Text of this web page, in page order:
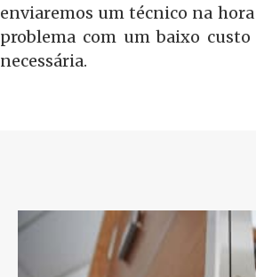
enviaremos um técnico na
problema com um baixo
necessária.